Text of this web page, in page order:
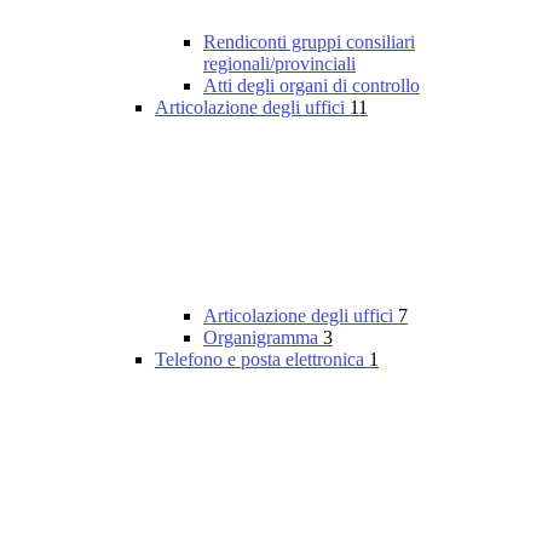
Rendiconti gruppi consiliari
regionali/provinciali
Atti degli organi di controllo
Articolazione degli uffici 11
Articolazione degli uffici 7
Organigramma 3
Telefono e posta elettronica 1